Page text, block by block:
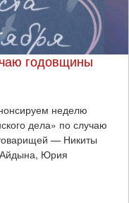
годовщины
неделю
дела» по случаю
— Никиты
Юрия